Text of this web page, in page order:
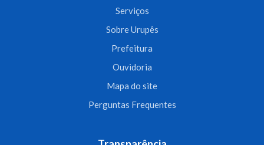
Serviços
Sobre Urupês
Prefeitura
Ouvidoria
Mapa do site
Perguntas Frequentes